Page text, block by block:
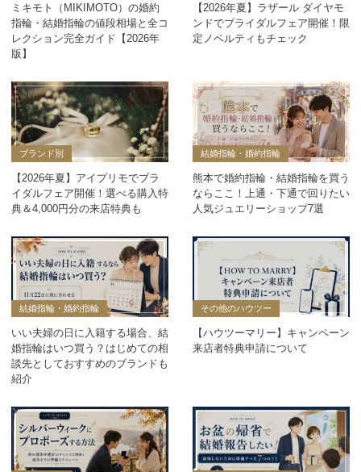
ミキモト（MIKIMOTO）の婚約
指輪・結婚指輪の値段相場と全コ
レクション完全ガイド【2026年
版】
【2026年夏】ラザール ダイヤモ
ンドでブライダルフェア開催！限
定ノベルティもチェック
ブランド別
【2026年夏】アイプリモでブラ
イダルフェア開催！選べる購入特
典＆4,000円分の来店特典も
結婚指輪・婚約指輪
熊本で婚約指輪・結婚指輪を買う
ならここ！上通・下通で回りたい
人気ジュエリーショップ7選
結婚指輪・婚約指輪
いい夫婦の日に入籍する場合、結
婚指輪はいつ買う？はじめての相
談先としておすすめのブランドも
紹介
その他のハウツー
【ハウツーマリー】キャンペーン
来店者特典申請について